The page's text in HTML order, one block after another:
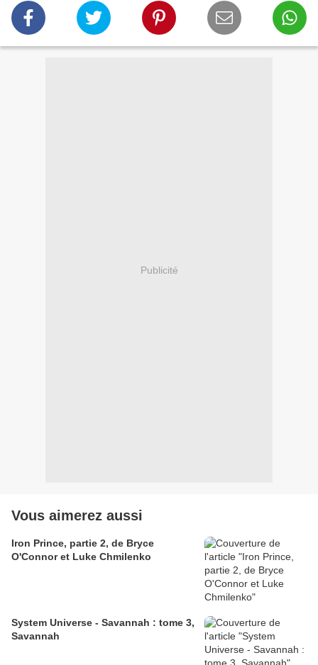
Publicité
Vous aimerez aussi
Iron Prince, partie 2, de Bryce
O'Connor et Luke Chmilenko
System Universe - Savannah : tome 3,
Savannah